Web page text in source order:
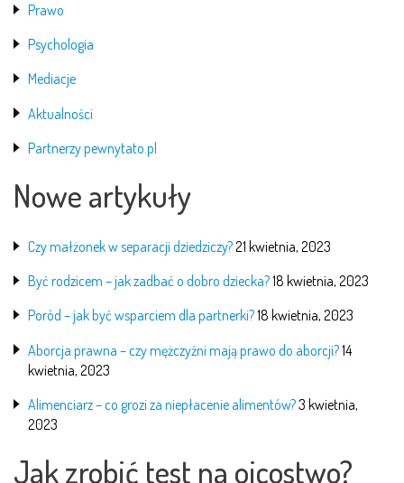
Prawo
Psychologia
Mediacje
Aktualności
Partnerzy pewnytato.pl
Nowe artykuły
Czy małżonek w separacji dziedziczy?21 kwietnia, 2023
Być rodzicem – jak zadbać o dobro dziecka?18 kwietnia, 2023
Poród – jak być wsparciem dla partnerki?18 kwietnia, 2023
Aborcja prawna – czy mężczyźni mają prawo do aborcji?14
kwietnia, 2023
Alimenciarz – co grozi za niepłacenie alimentów?3 kwietnia,
2023
Jak zrobić test na ojcostwo?